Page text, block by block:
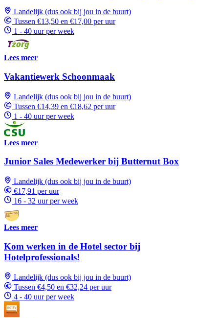
Landelijk (dus ook bij jou in de buurt)
Tussen €13,50 en €17,00 per uur
1 - 40 uur per week
Lees meer
Vakantiewerk Schoonmaak
Landelijk (dus ook bij jou in de buurt)
Tussen €14,39 en €18,62 per uur
1 - 40 uur per week
Lees meer
Junior Sales Medewerker bij Butternut Box
Landelijk (dus ook bij jou in de buurt)
€17,91 per uur
16 - 32 uur per week
Lees meer
Kom werken in de Hotel sector bij
Hotelprofessionals!
Landelijk (dus ook bij jou in de buurt)
Tussen €4,50 en €32,24 per uur
4 - 40 uur per week